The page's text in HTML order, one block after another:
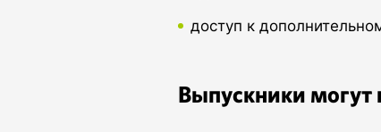
доступ к
Выпускники могут